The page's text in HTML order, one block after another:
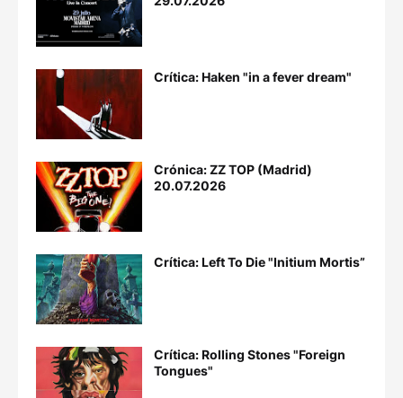
Crítica: Haken "in a fever dream"
Crónica: ZZ TOP (Madrid)
20.07.2026
Crítica: Left To Die "Initium Mortis”
Crítica: Rolling Stones "Foreign
Tongues"